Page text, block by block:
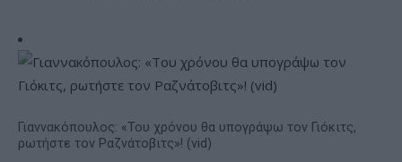
Γιαννακόπουλος: «Του χρόνου θα υπογράψω τον Γιόκιτς,
ρωτήστε τον Ραζνάτοβιτς»! (vid)